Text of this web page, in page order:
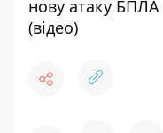
нову атаку
(відео)